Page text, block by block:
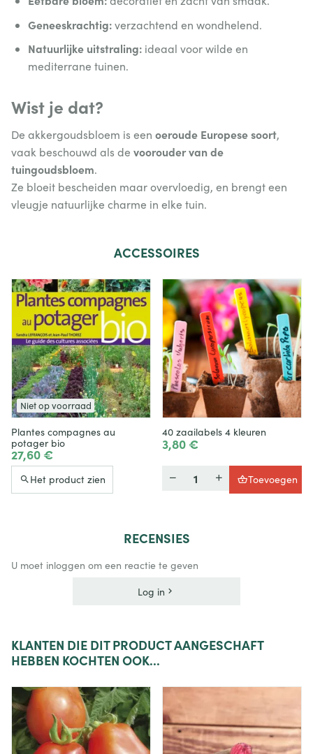
Geneeskrachtig:verzachtend en wondhelend.
Natuurlijke uitstraling: ideaal voor wilde en
mediterrane tuinen.
Wist je dat?
De akkergoudsbloem is een oeroude Europese soort,
vaak beschouwd als de voorouder van de
tuingoudsbloem.
Ze bloeit bescheiden maar overvloedig, en brengt een
vleugje natuurlijke charme in elke tuin.
ACCESSOIRES
Niet op voorraad
Plantes compagnes au
potager bio
27,60 €
Het product zien
40 zaailabels 4 kleuren
3,80 €
Toevoegen
RECENSIES
U moet inloggen om een reactie te geven
Log in
KLANTEN DIE DIT PRODUCT AANGESCHAFT
HEBBEN KOCHTEN OOK...